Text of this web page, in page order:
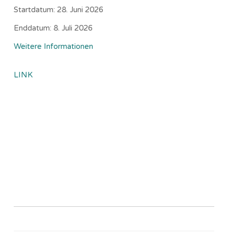
Startdatum: 28. Juni 2026
Enddatum: 8. Juli 2026
Weitere Informationen
LINK